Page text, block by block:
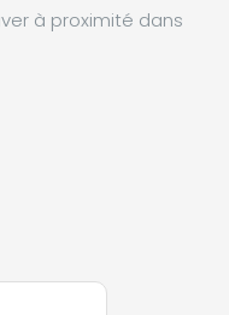
à proximité dans